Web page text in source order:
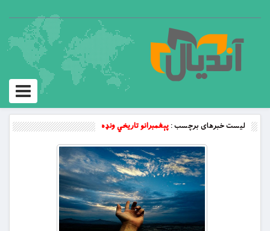
Toggle
لیست خبرهای برچسب :پېغمبرانو تاريخي ونډه